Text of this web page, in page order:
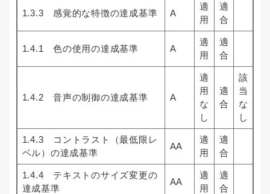
1.3.3 感覚的な特徴の達成基準 A
適
用
適
合
1.4.1 色の使用の達成基準 A
適
用
適
合
1.4.2 音声の制御の達成基準 A
適
用
な
し
適
合
該
当
な
し
1.4.3 コントラスト（最低限レ
ベル）の達成基準
AA
適
用
適
合
1.4.4 テキストのサイズ変更の
達成基準
AA
適
用
適
合